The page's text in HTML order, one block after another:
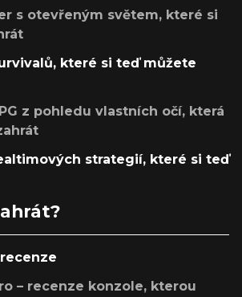
s otevřeným světem, které si
které si teď můžete
z pohledu vlastních očí, která
strategií, které si teď
– recenze konzole, kterou